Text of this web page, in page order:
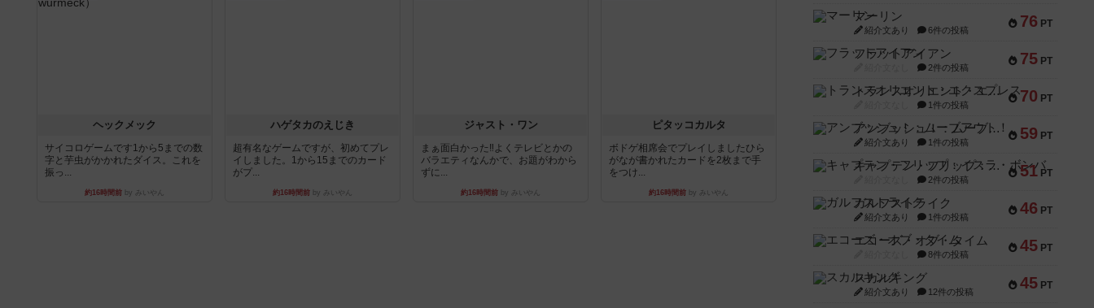
ヘックメック
サイコロゲームです1から5までの数
字と芋虫がかかれたダイス。これを
振っ...
約16時間前 by みいやん
ハゲタカのえじき
超有名なゲームですが、初めてプレ
イしました。1から15までのカード
がプ...
約16時間前 by みいやん
ジャスト・ワン
まぁ面白かった‼️よくテレビとかの
バラエティなんかで、お題がわから
ずに...
約16時間前 by みいやん
ピタッコカルタ
ボドゲ相席会でプレイしましたひら
がなが書かれたカードを2枚まで手
をつけ...
約16時間前 by みいやん
76 PT
マーリン
紹介文あり 6件の投稿
75 PT
フラットアイアン
2件の投稿
70 PT
トランスオリエント・エクスプレス
1件の投稿
59 PT
アンブッシュ！：ムーブアウト！
紹介文あり 1件の投稿
51 PT
キャプテン・フリップ：イスラ・ボンバ
2件の投稿
46 PT
ガルフストライク
紹介文あり 1件の投稿
45 PT
エコーズ・オブ・タイム
8件の投稿
45 PT
スカルキング
紹介文あり 12件の投稿